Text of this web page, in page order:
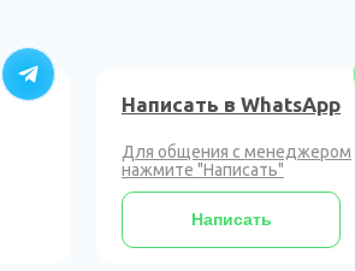
Написать в WhatsApp
Для общения с менеджером
нажмите "Написать"
Написать